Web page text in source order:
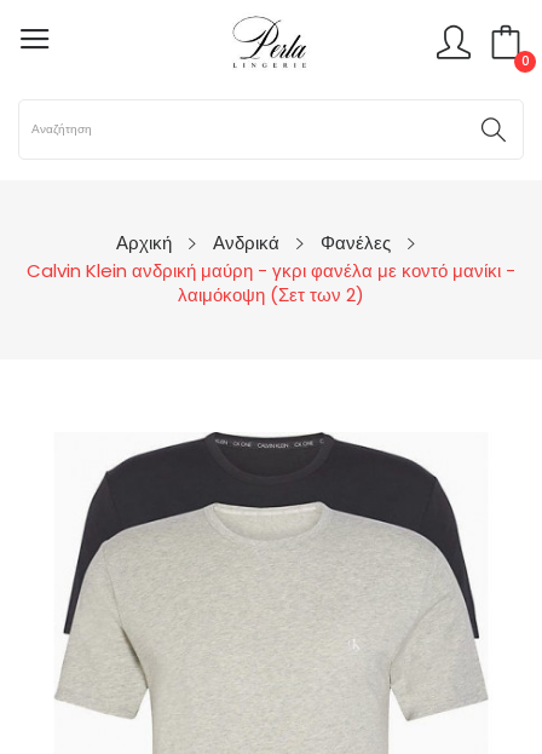
0
Αρχική Ανδρικά
Φανέλες
Calvin Klein ανδρική μαύρη - γκρι φανέλα με κοντό μανίκι -
λαιμόκοψη (Σετ των 2)